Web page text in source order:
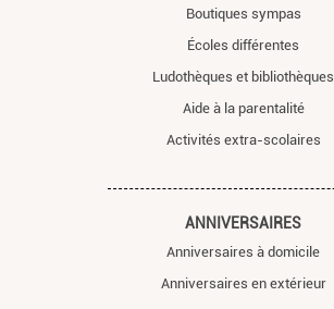
Boutiques sympas
Écoles différentes
Ludothèques et bibliothèques
Aide à la parentalité
Activités extra-scolaires
ANNIVERSAIRES
Anniversaires à domicile
Anniversaires en extérieur